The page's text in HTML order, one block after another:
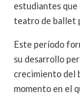
estudiantes que
teatro de ballet
Este período
su desarrollo
crecimiento del
momento en el